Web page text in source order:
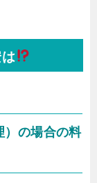
）の場合の料